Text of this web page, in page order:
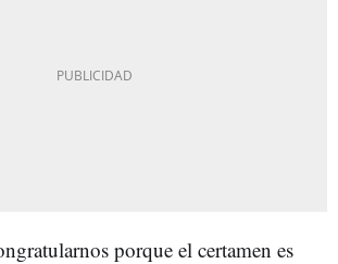
porque el certamen es